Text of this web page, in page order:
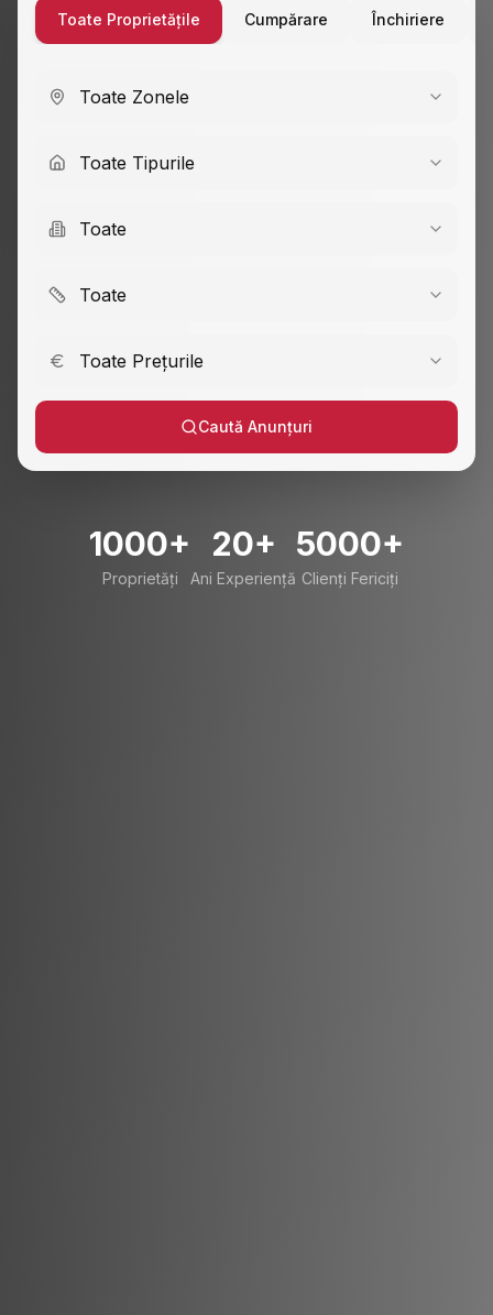
Toate Proprietățile Cumpărare Închiriere
Toate Zonele
Toate Tipurile
Toate
Toate
Toate Prețurile
Caută Anunțuri
1000+
Proprietăți
20+
Ani Experiență
5000+
Clienți Fericiți